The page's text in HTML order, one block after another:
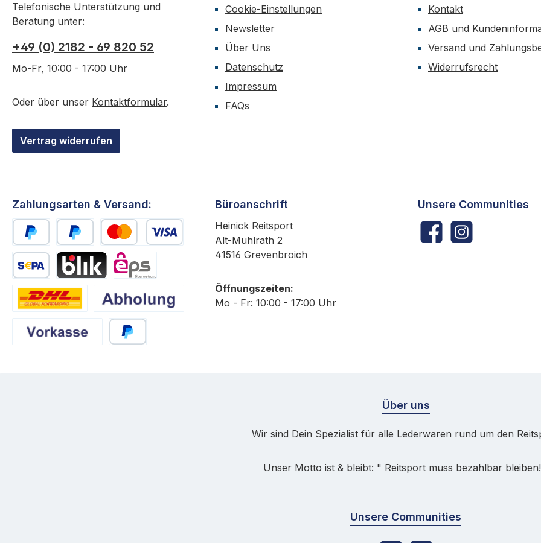
Telefonische Unterstützung und
Beratung unter:
+49 (0) 2182 - 69 820 52
Mo-Fr, 10:00 - 17:00 Uhr
Oder über unser Kontaktformular.
Vertrag widerrufen
Cookie-Einstellungen
Newsletter
Über Uns
Datenschutz
Impressum
FAQs
Kontakt
AGB und
Versand und
Widerrufsrecht
Unsere Communities
FacebookInstagram
Zahlungsarten & Versand:
PayPal Später BezahlenKredit- oder Debitkarte
SEPA Lastschrift
BLIK
Abholung
Büroanschrift
Heinick Reitsport
Alt-Mühlrath 2
41516 Grevenbroich
Öffnungszeiten:
Mo - Fr: 10:00 - 17:00 Uhr
Über uns
Wir sind Dein Spezialist für alle Lederwaren rund um den
Unser Motto ist & bleibt: " Reitsport muss bezahlbar
Unsere Communities